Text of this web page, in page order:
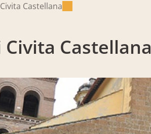
Castellana
Civita Castellana